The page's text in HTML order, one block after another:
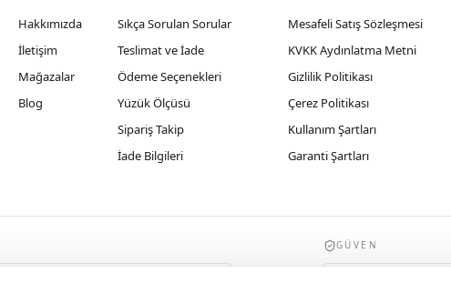
Hakkımızda
İletişim
Mağazalar
Blog
Sıkça Sorulan Sorular
Teslimat ve İade
Ödeme Seçenekleri
Yüzük Ölçüsü
Sipariş Takip
İade Bilgileri
Mesafeli Satış Sözleşmesi
KVKK Aydınlatma Metni
Gizlilik Politikası
Çerez Politikası
Kullanım Şartları
Garanti Şartları
GÜVEN